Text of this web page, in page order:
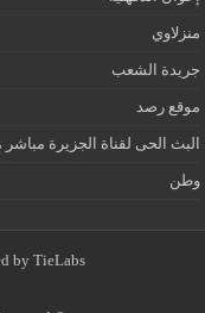
منزلاوي
جريدة الشعب
موقع رصد
البث الحى لقناة الجزيرة
وطن
byTieLabs